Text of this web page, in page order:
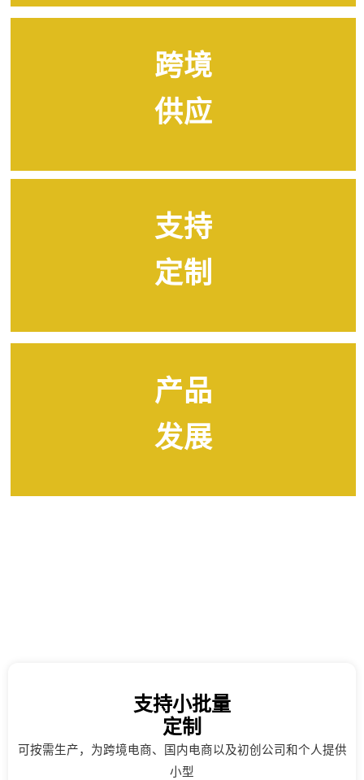
支持
定制
产品
发展
跨境
供应
支持小批量
定制
可按需生产，为跨境电商、国内电商以及初创公司和个人提供
小型